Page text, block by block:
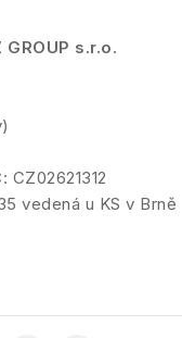
GROUP s.r.o.
CZ02621312
vedená u KS v Brně